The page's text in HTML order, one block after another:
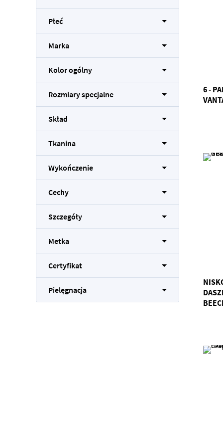
6 -
Płeć
Marka
Kolor ogólny
Rozmiary specjalne
Skład
Tkanina
Wykończenie
Cechy
Szczegóły
Metka
Certyfikat
Pielęgnacja